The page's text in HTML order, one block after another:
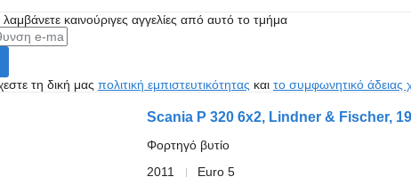
λαμβάνετε καινούριγες αγγελίες από αυτό το τμήμα
τη δική μας πολιτική εμπιστευτικότητας και το συμφωνητικό άδειας
Scania P 320 6x2, Lindner & Fischer,
Φορτηγό βυτίο
2011
Euro 5